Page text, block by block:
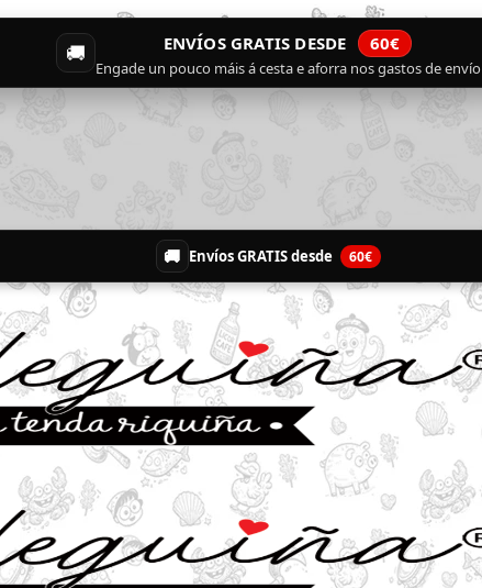
🚚 ENVÍOS GRATIS DESDE 60€
Engade un pouco máis á cesta e aforra nos gastos de envío
🚚 Envíos GRATIS desde 60€